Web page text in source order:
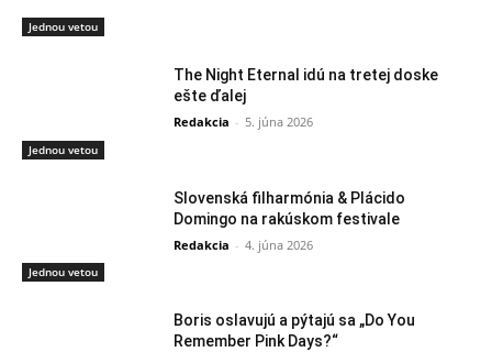
Jednou vetou
Jednou vetou
The Night Eternal idú na tretej doske
ešte ďalej
Redakcia - 5. júna 2026
Jednou vetou
Slovenská filharmónia & Plácido
Domingo na rakúskom festivale
Redakcia - 4. júna 2026
Boris oslavujú a pýtajú sa „Do You
Remember Pink Days?“